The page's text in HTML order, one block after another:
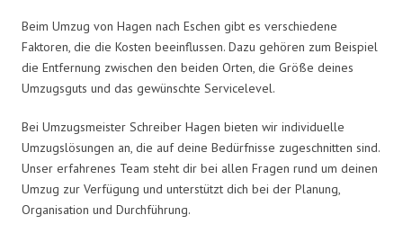
Beim Umzug von Hagen nach Eschen gibt es verschiedene
Faktoren, die die Kosten beeinflussen. Dazu gehören zum Beispiel
die Entfernung zwischen den beiden Orten, die Größe deines
Umzugsguts und das gewünschte Servicelevel.
Bei Umzugsmeister Schreiber Hagen bieten wir individuelle
Umzugslösungen an, die auf deine Bedürfnisse zugeschnitten sind.
Unser erfahrenes Team steht dir bei allen Fragen rund um deinen
Umzug zur Verfügung und unterstützt dich bei der Planung,
Organisation und Durchführung.